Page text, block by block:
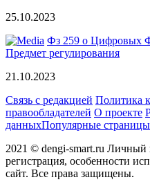
25.10.2023
Фз 259 о Цифровых
Предмет регулирования
21.10.2023
Связь с редакцией Политика
правообладателей О проекте
данныхПопулярные страницы
2021 © dengi-smart.ru Личный
регистрация, особенности
сайт. Все права защищены.